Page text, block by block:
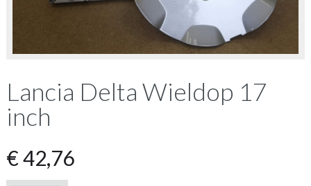
Lancia Delta Wieldop 17
inch
€42,76